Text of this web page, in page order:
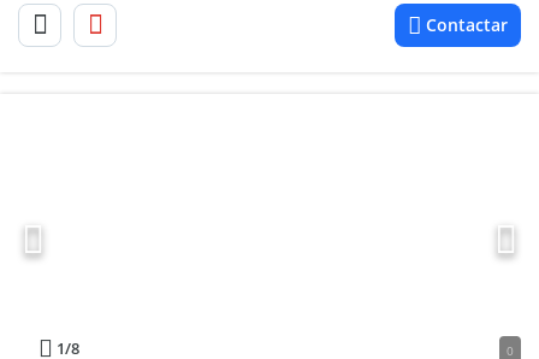
Contactar
1/8 0